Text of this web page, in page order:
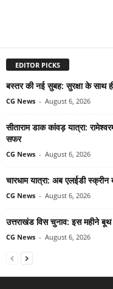
EDITOR PICKS
बस्तर की नई सुबह: सुरक्षा के साथ
CG News - August 6, 2026
सीताराम डाक कांवड़ यात्रा:
सफर
CG News - August 6, 2026
चारधाम यात्रा: अब एलईडी स्क्रीन
CG News - August 6, 2026
उत्तराखंड विस चुनाव: इस महीने बूथ
CG News - August 6, 2026